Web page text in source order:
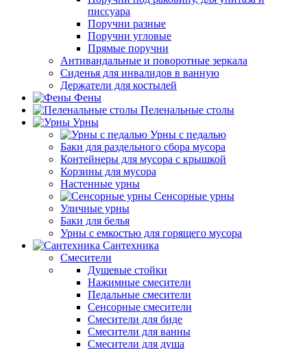
писсуара
Поручни разные
Поручни угловые
Прямые поручни
Антивандальные и поворотные зеркала
Сиденья для инвалидов в ванную
Держатели для костылей
Фены
Пеленальные столы
Урны
Урны с педалью
Баки для раздельного сбора мусора
Контейнеры для мусора с крышкой
Корзины для мусора
Настенные урны
Сенсорные урны
Уличные урны
Баки для белья
Урны с емкостью для горящего мусора
Сантехника
Смесители
Душевые стойки
Нажимные смесители
Педальные смесители
Сенсорные смесители
Смесители для биде
Смесители для ванны
Смесители для душа